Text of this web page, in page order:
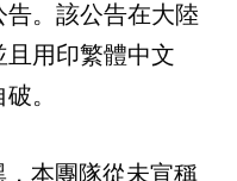
。該公告在大陸
用印繁體中文
。
本團隊從未宣稱